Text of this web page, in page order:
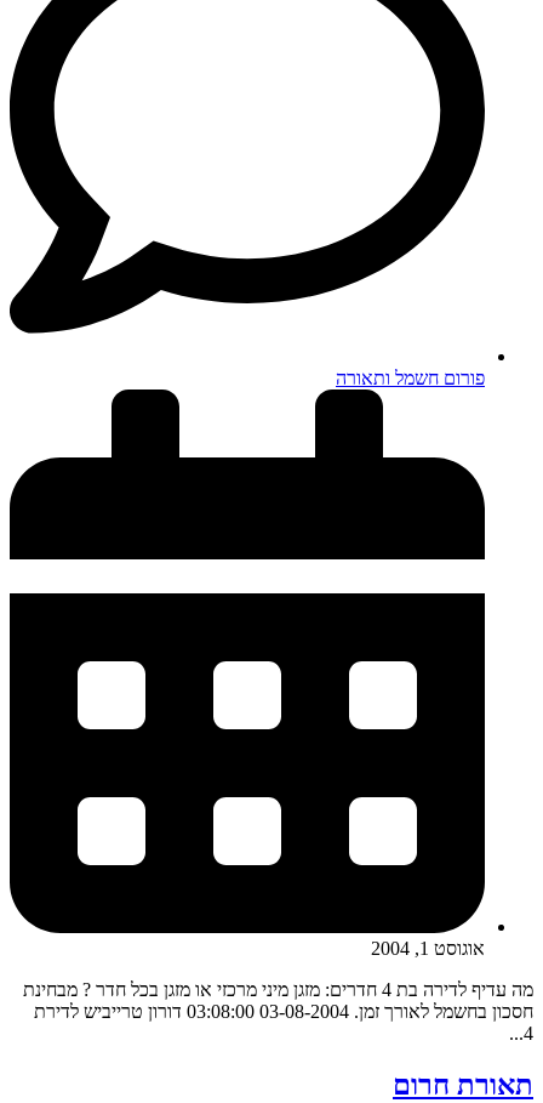
פורום חשמל ותאורה
אוגוסט 1, 2004
מה עדיף לדירה בת 4 חדרים: מזגן מיני מרכזי או מזגן בכל חדר ? מבחינת
חסכון בחשמל לאורך זמן. 03-08-2004 03:08:00 דורון טרייביש לדירת
4...
תאורת חרום